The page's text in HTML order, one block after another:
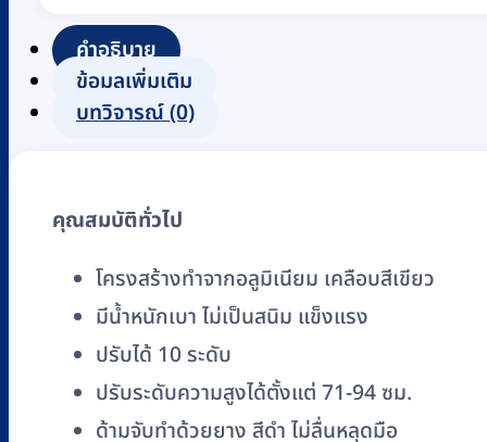
มิ
เนียม
FOSUN
สี
เขียว
ชิ้น
คำอธิบาย
ข้อมูลเพิ่มเติม
บทวิจารณ์ (0)
คุณสมบัติทั่วไป
โครงสร้างทำจากอลูมิเนียม เคลือบสีเขียว
มีน้ำหนักเบา ไม่เป็นสนิม แข็งแรง
ปรับได้ 10 ระดับ
ปรับระดับความสูงได้ตั้งแต่ 71-94 ซม.
ด้ามจับทำด้วยยาง สีดำ ไม่ลื่นหลุดมือ